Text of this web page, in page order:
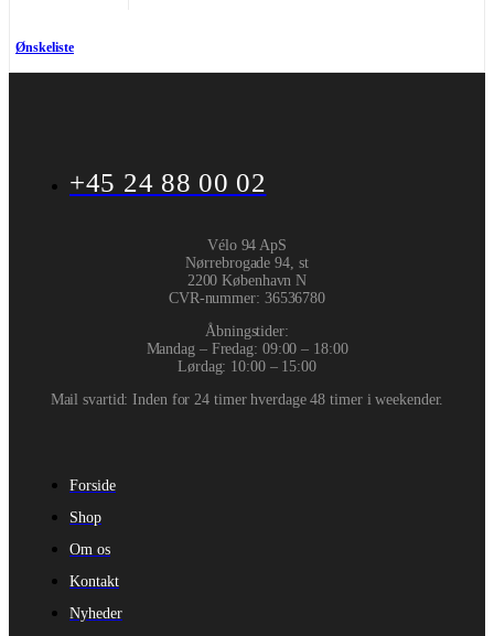
Ønskeliste
+45 24 88 00 02
Vélo 94 ApS
Nørrebrogade 94, st
2200 København N
CVR-nummer: 36536780
Åbningstider:
Mandag – Fredag: 09:00 – 18:00
Lørdag: 10:00 – 15:00
Mail svartid: Inden for 24 timer hverdage 48 timer i weekender.
Forside
Shop
Om os
Kontakt
Nyheder